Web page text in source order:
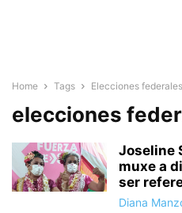
Home Tags Elecciones
elecciones
Joseline
muxe a
ser
Diana